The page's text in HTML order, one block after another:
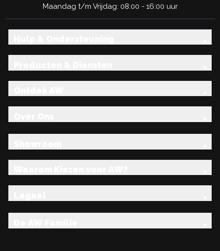
Maandag t/m Vrijdag: 08:00 - 16:00 uur